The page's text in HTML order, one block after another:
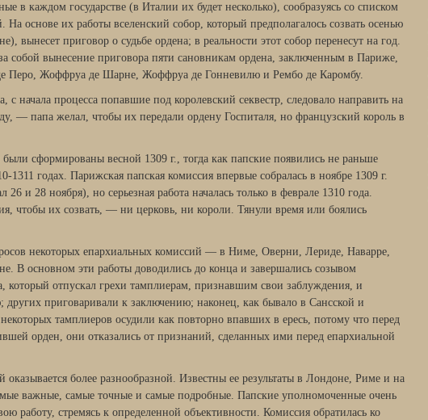
в каждом государстве (в Италии их бу­дет несколько), сообразуясь со списком
На основе их работы вселенский собор, который предполагалось созвать осенью
вынесет приговор о судьбе ордена; в реальности этот собор перенесут на год.
собой вынесение приговора пяти сановникам ордена, заключен­ным в Париже,
Перо, Жоффруа де Шарне, Жоффруа де Гонневилю и Рембо де Каромбу.
с начала процесса попав­шие под королевский секвестр, следовало направить на
— папа желал, чтобы их передали ордену Госпиталя, но французский король в
сформированы весной 1309 г., тогда как папские появились не раньше
1311 годах. Парижская папская ко­миссия впервые собралась в ноябре 1309 г.
26 и 28 ноября), но серьезная работа на­чалась только в феврале 1310 года.
чтобы их созвать, — ни церковь, ни короли. Тя­нули время или боялись
некоторых епархиаль­ных комиссий — в Ниме, Оверни, Лериде, Наварре,
В основном эти работы доводились до конца и завершались созывом
который отпускал грехи тамплиерам, признавшим свои заблуждения, и
других приговаривали к заключению; наконец, как бывало в Сансской и
тамплиеров осудили как повторно впавших в ересь, по­тому что перед
орден, они отказались от признаний, сделанных ими перед епархи­альной
оказывается более разноо­бразной. Известны ее результаты в Лондоне, Риме и на
важные, самые точные и самые подробные. Папские уполномоченные очень
работу, стремясь к определенной объективности. Комиссия обратилась ко